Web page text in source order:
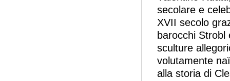
secolare e
XVII secolo
barocchi Strobl
sculture
volutamente
alla storia di